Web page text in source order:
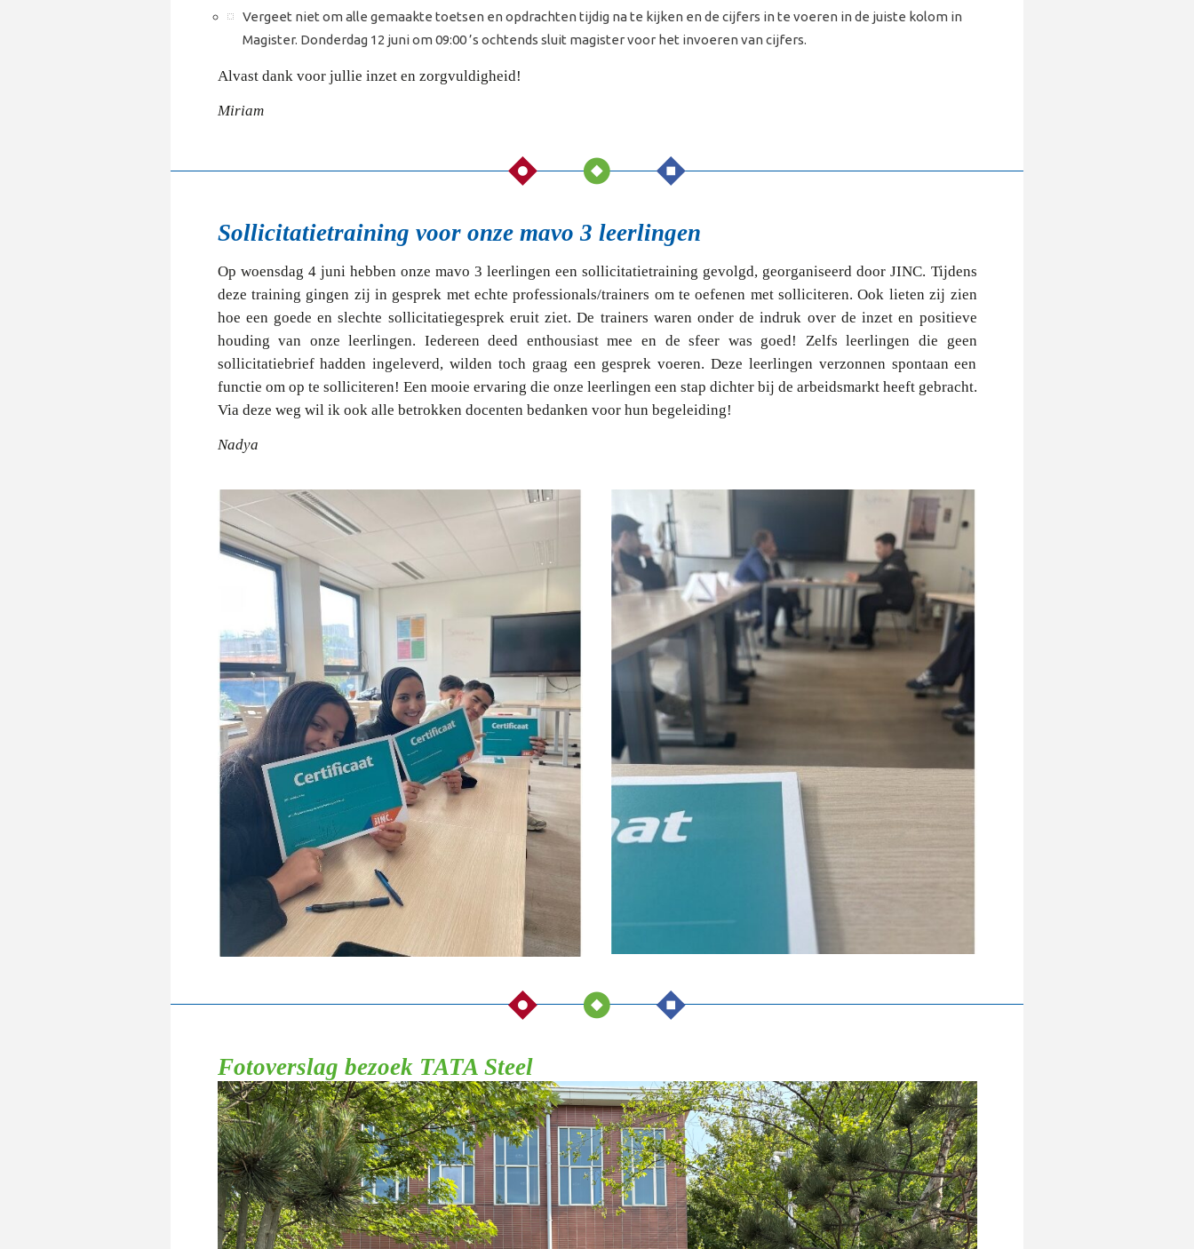
Vergeet niet om alle gemaakte toetsen en opdrachten tijdig na te kijken en de cijfers in te voeren in de juiste kolom in
Magister. Donderdag 12 juni om 09:00 ’s ochtends sluit magister voor het invoeren van cijfers.
Alvast dank voor jullie inzet en zorgvuldigheid!
Miriam
Sollicitatietraining voor onze mavo 3 leerlingen
Op woensdag 4 juni hebben onze mavo 3 leerlingen een sollicitatietraining gevolgd, georganiseerd door JINC. Tijdens
deze training gingen zij in gesprek met echte professionals/trainers om te oefenen met solliciteren. Ook lieten zij zien
hoe een goede en slechte sollicitatiegesprek eruit ziet. De trainers waren onder de indruk over de inzet en positieve
houding van onze leerlingen. Iedereen deed enthousiast mee en de sfeer was goed! Zelfs leerlingen die geen
sollicitatiebrief hadden ingeleverd, wilden toch graag een gesprek voeren. Deze leerlingen verzonnen spontaan een
functie om op te solliciteren! Een mooie ervaring die onze leerlingen een stap dichter bij de arbeidsmarkt heeft gebracht.
Via deze weg wil ik ook alle betrokken docenten bedanken voor hun begeleiding!
Nadya
Fotoverslag bezoek TATA Steel